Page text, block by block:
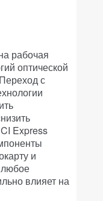
рабочая
оптической
с
Express
и
любое
влияет на